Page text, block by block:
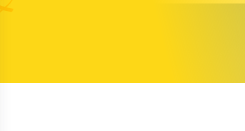
+ Curso semintensivo